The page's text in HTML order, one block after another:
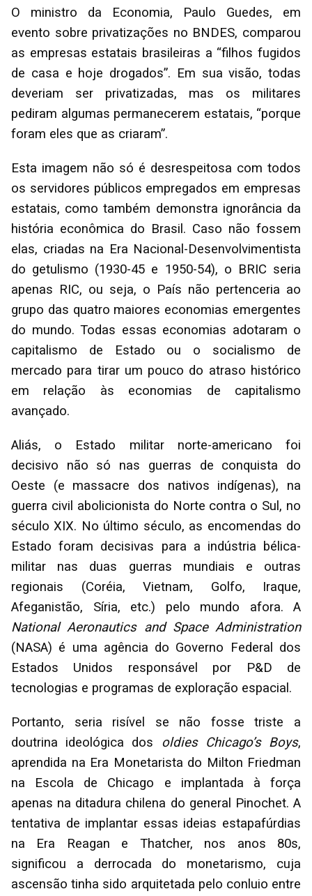
O ministro da Economia, Paulo Guedes, em
evento sobre privatizações no BNDES, comparou
as empresas estatais brasileiras a “filhos fugidos
de casa e hoje drogados”. Em sua visão, todas
deveriam ser privatizadas, mas os militares
pediram algumas permanecerem estatais, “porque
foram eles que as criaram”.
Esta imagem não só é desrespeitosa com todos
os servidores públicos empregados em empresas
estatais, como também demonstra ignorância da
história econômica do Brasil. Caso não fossem
elas, criadas na Era Nacional-Desenvolvimentista
do getulismo (1930-45 e 1950-54), o BRIC seria
apenas RIC, ou seja, o País não pertenceria ao
grupo das quatro maiores economias emergentes
do mundo. Todas essas economias adotaram o
capitalismo de Estado ou o socialismo de
mercado para tirar um pouco do atraso histórico
em relação às economias de capitalismo
avançado.
Aliás, o Estado militar norte-americano foi
decisivo não só nas guerras de conquista do
Oeste (e massacre dos nativos indígenas), na
guerra civil abolicionista do Norte contra o Sul, no
século XIX. No último século, as encomendas do
Estado foram decisivas para a indústria bélica-
militar nas duas guerras mundiais e outras
regionais (Coréia, Vietnam, Golfo, Iraque,
Afeganistão, Síria, etc.) pelo mundo afora. A
National Aeronautics and Space Administration
(NASA) é uma agência do Governo Federal dos
Estados Unidos responsável por P&D de
tecnologias e programas de exploração espacial.
Portanto, seria risível se não fosse triste a
doutrina ideológica dos oldies Chicago’s Boys,
aprendida na Era Monetarista do Milton Friedman
na Escola de Chicago e implantada à força
apenas na ditadura chilena do general Pinochet. A
tentativa de implantar essas ideias estapafúrdias
na Era Reagan e Thatcher, nos anos 80s,
significou a derrocada do monetarismo, cuja
ascensão tinha sido arquitetada pelo conluio entre